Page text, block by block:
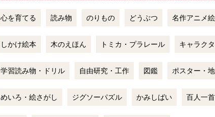
心を育てる 読み物 のりもの どうぶつ 名作アニメ
しかけ絵本 木のえほん トミカ・プラレール キャラク
学習読み物・ドリル 自由研究・工作 図鑑 ポスター・
めいろ・絵さがし ジグソーパズル かみしばい 百人一